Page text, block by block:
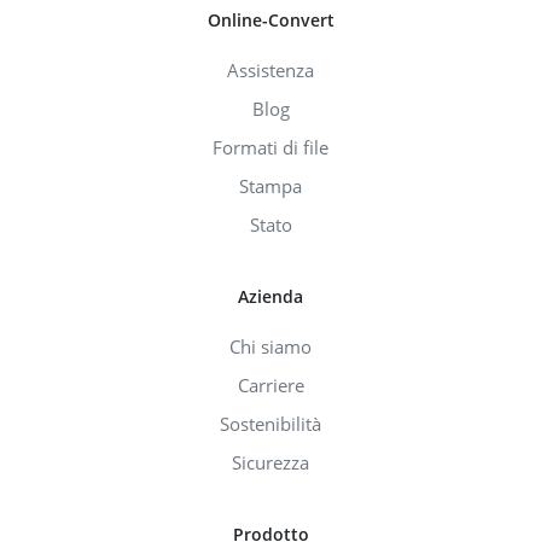
Online-Convert
Assistenza
Blog
Formati di file
Stampa
Stato
Azienda
Chi siamo
Carriere
Sostenibilità
Sicurezza
Prodotto